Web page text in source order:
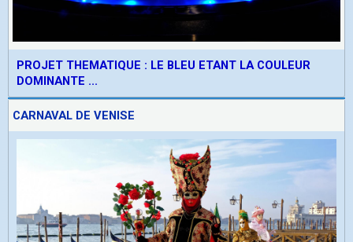
PROJET THEMATIQUE : LE BLEU ETANT LA COULEUR
DOMINANTE ...
CARNAVAL DE VENISE